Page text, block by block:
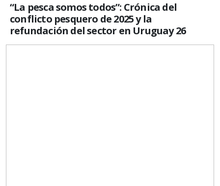
“La pesca somos todos”: Crónica del
conflicto pesquero de 2025 y la
refundación del sector en Uruguay 26